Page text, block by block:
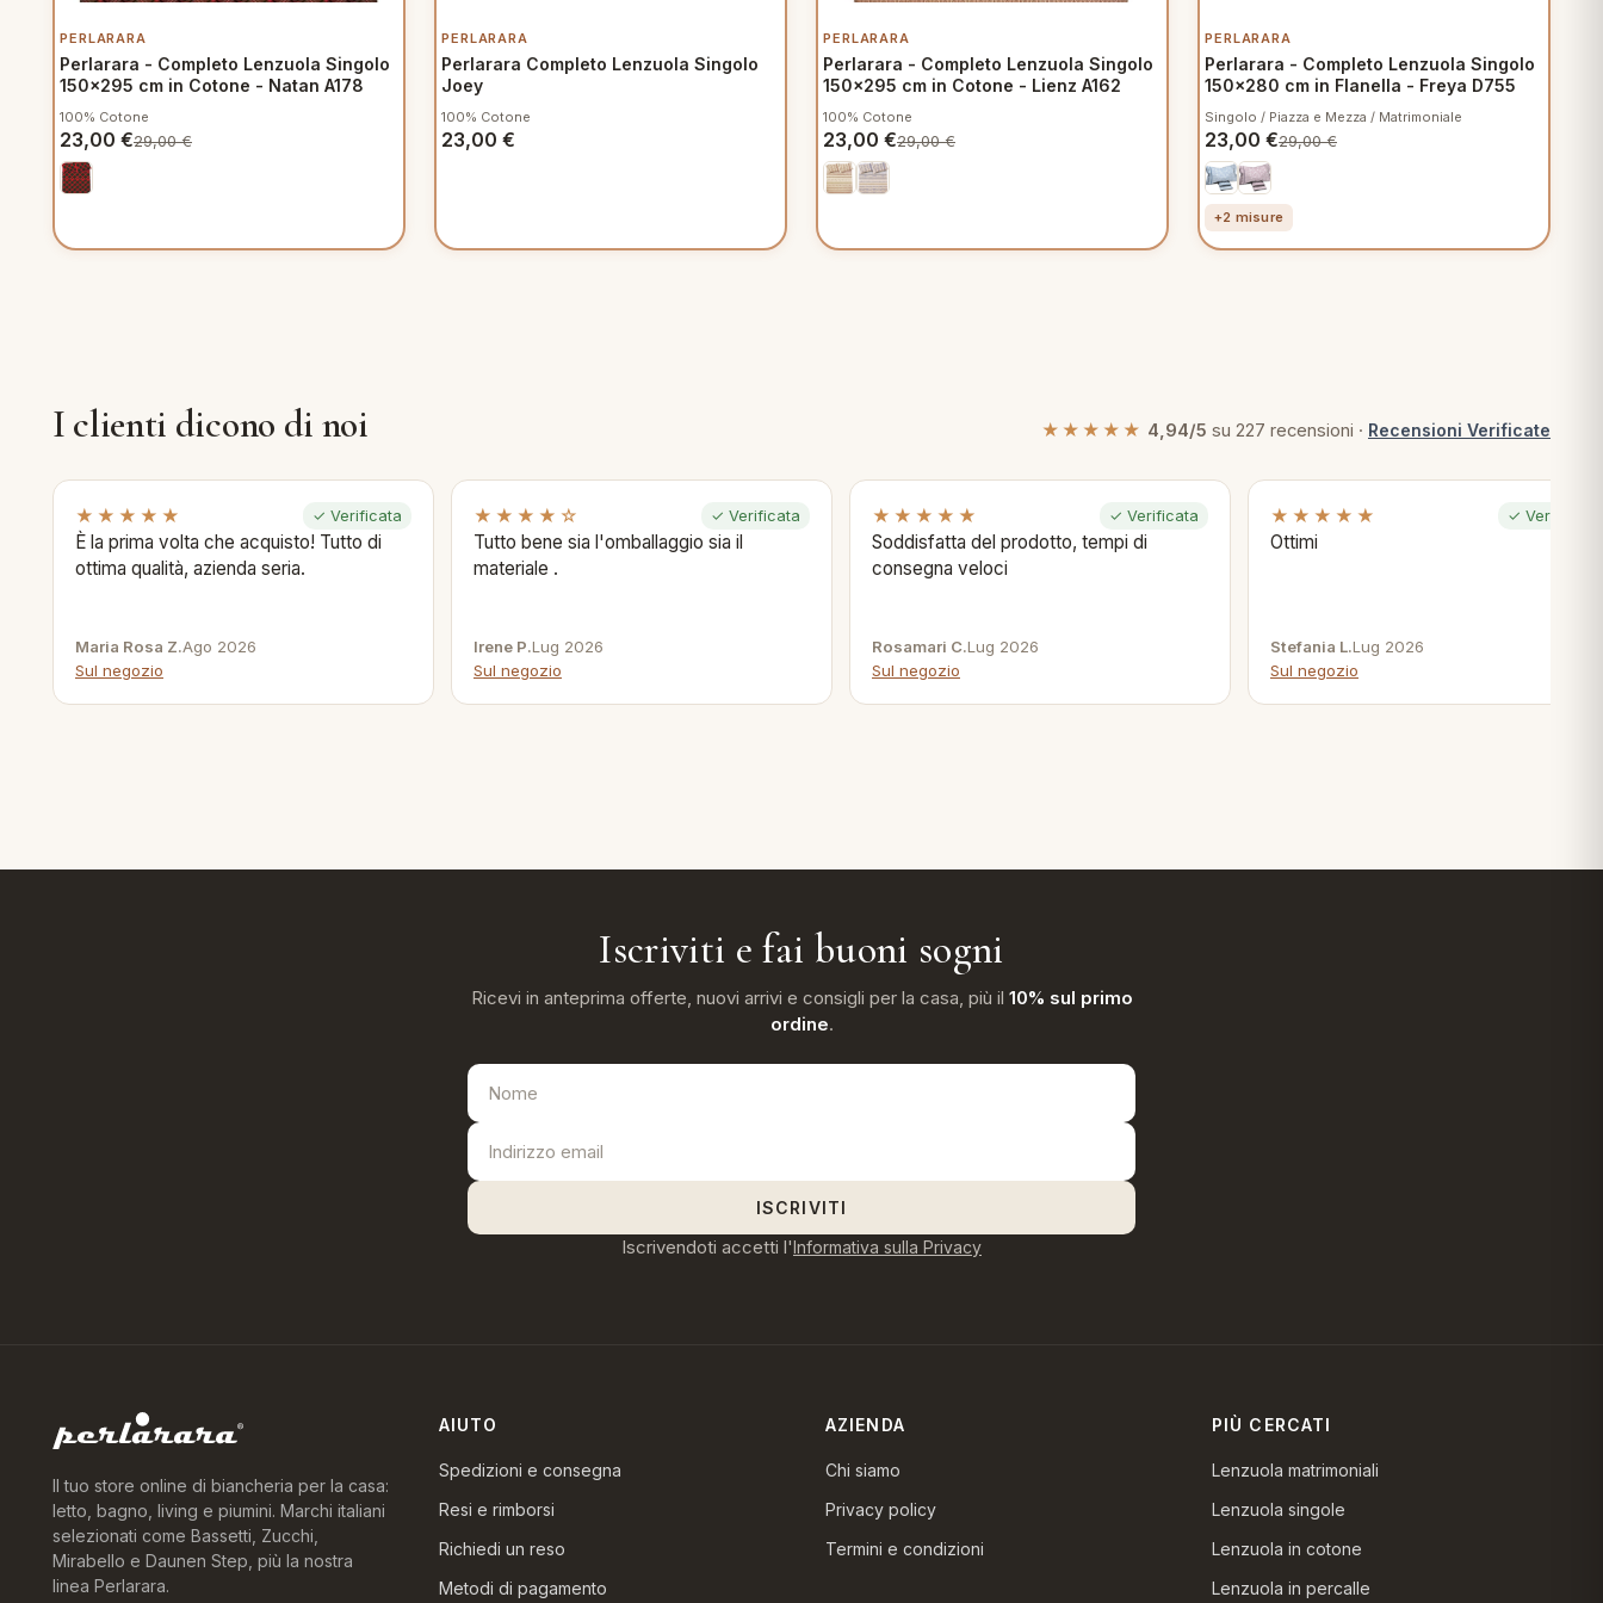
PERLARARA
Perlarara - Completo Lenzuola Singolo
150x295 cm in Cotone - Natan A178
100% Cotone
23,00 €29,00€
PERLARARA
Perlarara Completo Lenzuola Singolo
Joey
100% Cotone
23,00 €
PERLARARA
Perlarara - Completo Lenzuola Singolo
150x295 cm in Cotone - Lienz A162
100% Cotone
23,00 €29,00€
PERLARARA
Perlarara - Completo Lenzuola Singolo
150x280 cm in Flanella - Freya D755
Singolo / Piazza e Mezza / Matrimoniale
23,00 €29,00€
+2 misure
I clienti dicono di noi ★★★★★ 4,94/5 su 227 recensioni · Recensioni Verificate
★★★★★ ✓ Verificata
È la prima volta che acquisto! Tutto di
ottima qualità, azienda seria.
Maria Rosa Z.Ago 2026
Sul negozio
★★★★☆ ✓ Verificata
Tutto bene sia l'omballaggio sia il
materiale .
Irene P.Lug 2026
Sul negozio
★★★★★ ✓ Verificata
Soddisfatta del prodotto, tempi di
consegna veloci
Rosamari C.Lug 2026
Sul negozio
★★★★★ ✓ Verificata
Ottimi
Stefania L.Lug 2026
Sul negozio
Iscriviti e fai buoni sogni
Ricevi in anteprima offerte, nuovi arrivi e consigli per la casa, più il 10% sul primo
ordine.
ISCRIVITI
Iscrivendoti accetti l'Informativa sulla Privacy
Il tuo store online di biancheria per la casa:
letto, bagno, living e piumini. Marchi italiani
selezionati come Bassetti, Zucchi,
Mirabello e Daunen Step, più la nostra
linea Perlarara.
AIUTO
Spedizioni e consegna
Resi e rimborsi
Richiedi un reso
Metodi di pagamento
AZIENDA
Chi siamo
Privacy policy
Termini e condizioni
PIÙ CERCATI
Lenzuola matrimoniali
Lenzuola singole
Lenzuola in cotone
Lenzuola in percalle